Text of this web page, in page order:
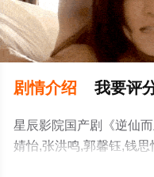
剧情介绍 我要评
星辰影院国产剧《逆仙
婧怡,张洪鸣,郭馨钰,钱
李天余,宋亚刚等演员精